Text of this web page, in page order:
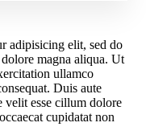
adipisicing elit, sed do
magna aliqua. Ut
ullamco
Duis aute
velit esse cillum dolore
cupidatat non